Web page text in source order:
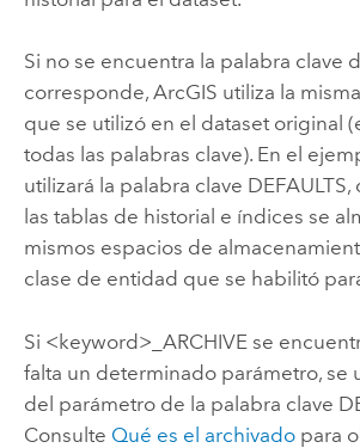
Si no se encuentra la palabra clave
corresponde, ArcGIS utiliza la
que se utilizó en el dataset original
todas las palabras clave). En el
utilizará la palabra clave
las tablas de historial e índices se
mismos espacios de
clase de entidad que se habilitó
Si <keyword>_ARCHIVE se
falta un determinado parámetro, se
del parámetro de la palabra clave
Consulte Qué es el archivadopara